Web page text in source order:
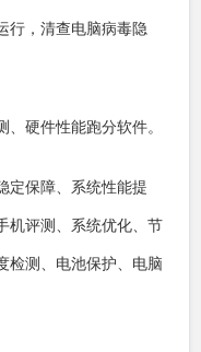
行，清查电脑病毒隐
硬件性能跑分软件。
定保障、系统性能提
机评测、系统优化、节
检测、电池保护、电脑